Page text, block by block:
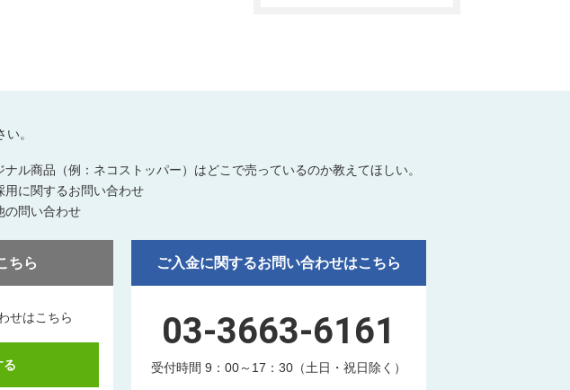
。
ナル商品（例：ネコストッパー）はどこで売っているのか教えてほしい。
用に関するお問い合わせ
の問い合わせ
ちら
せはこちら
る
ご入金に関するお問い合わせはこちら
03-3663-6161
受付時間 9：00～17：30（土日・祝日除く）